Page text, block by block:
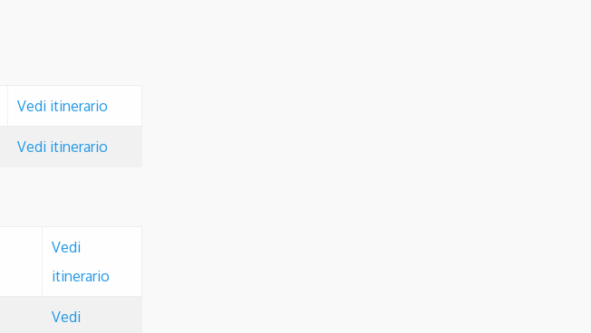
Vedi itinerario
Vedi itinerario
Vedi
itinerario
Vedi